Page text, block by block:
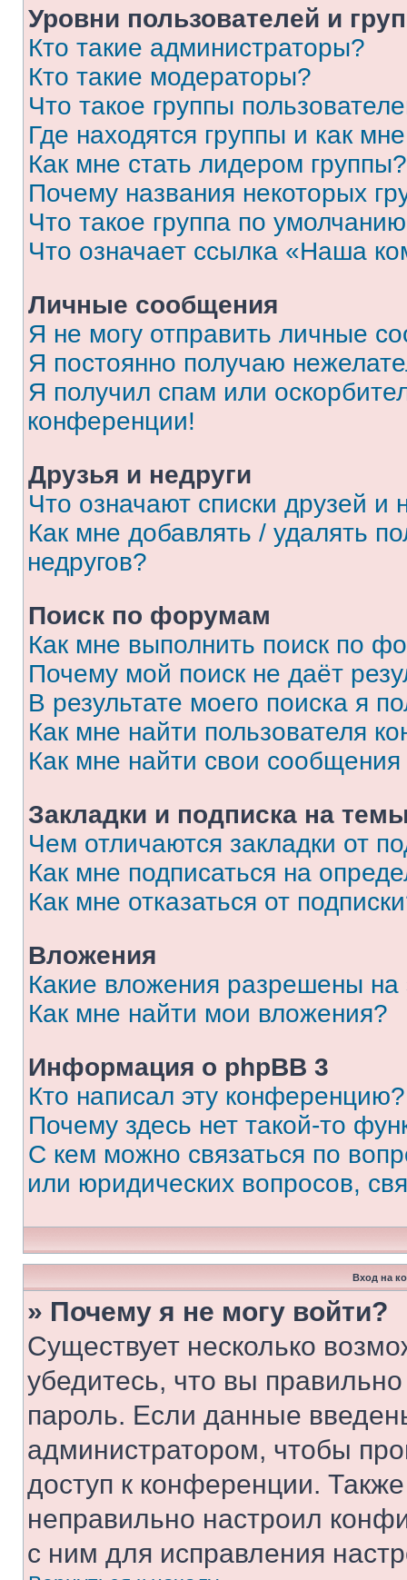
Уровни пользователей и
Кто такие администраторы?
Кто такие модераторы?
Что такое группы
Где находятся группы и как
Как мне стать лидером группы?
Почему названия некоторых
Что такое группа по
Что означает ссылка «Наша
Личные сообщения
Я не могу отправить личные
Я постоянно получаю
Я получил спам или
конференции!
Друзья и недруги
Что означают списки друзей и
Как мне добавлять / удалять
недругов?
Поиск по форумам
Как мне выполнить поиск по
Почему мой поиск не даёт
В результате моего поиска я
Как мне найти пользователя
Как мне найти свои
Закладки и подписка на
Чем отличаются закладки от
Как мне подписаться на
Как мне отказаться от
Вложения
Какие вложения разрешены
Как мне найти мои вложения?
Информация о phpBB 3
Кто написал эту конференцию?
Почему здесь нет такой-то
С кем можно связаться по
или юридических вопросов,
Вход на
» Почему я не могу войти?
Существует несколько
убедитесь, что вы
пароль. Если данные
администратором, чтобы
доступ к конференции.
неправильно настроил
с ним для исправления